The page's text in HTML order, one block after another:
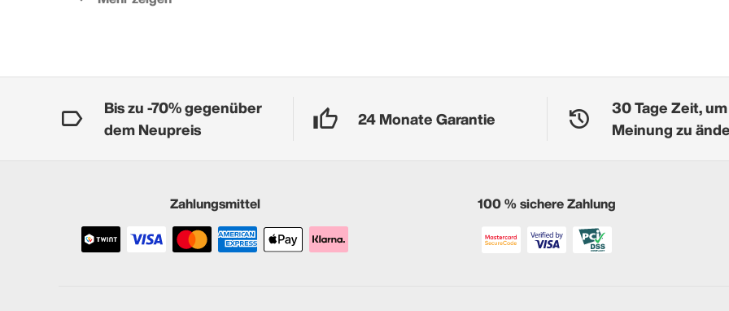
Bis zu -70% gegenüber
dem Neupreis
24 Monate Garantie
30 Tage Zeit,
Meinung zu
Zahlungsmittel 100 % sichere Zahlung